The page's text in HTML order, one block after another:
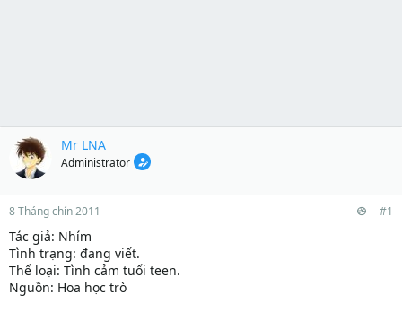
Mr LNA
Administrator
8 Tháng chín 2011 #1
Tác giả: Nhím
Tình trạng: đang viết.
Thể loại: Tình cảm tuổi teen.
Nguồn: Hoa học trò